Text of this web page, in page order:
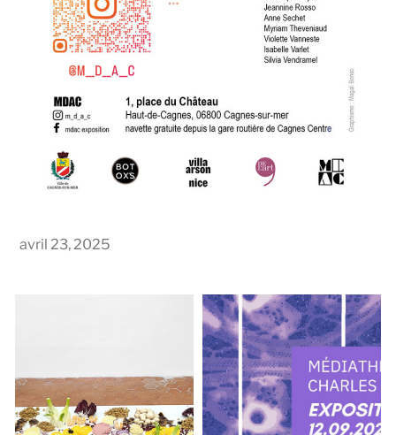
avril 23, 2025